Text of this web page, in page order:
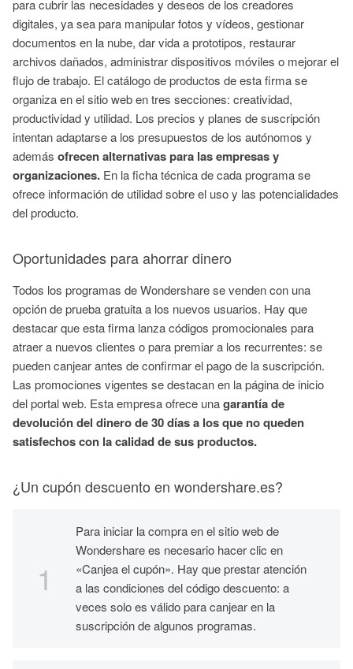
para cubrir las necesidades y deseos de los creadores
digitales, ya sea para manipular fotos y vídeos, gestionar
documentos en la nube, dar vida a prototipos, restaurar
archivos dañados, administrar dispositivos móviles o mejorar el
flujo de trabajo. El catálogo de productos de esta firma se
organiza en el sitio web en tres secciones: creatividad,
productividad y utilidad. Los precios y planes de suscripción
intentan adaptarse a los presupuestos de los autónomos y
además ofrecen alternativas para las empresas y
organizaciones. En la ficha técnica de cada programa se
ofrece información de utilidad sobre el uso y las potencialidades
del producto.
Oportunidades para ahorrar dinero
Todos los programas de Wondershare se venden con una
opción de prueba gratuita a los nuevos usuarios. Hay que
destacar que esta firma lanza códigos promocionales para
atraer a nuevos clientes o para premiar a los recurrentes: se
pueden canjear antes de confirmar el pago de la suscripción.
Las promociones vigentes se destacan en la página de inicio
del portal web. Esta empresa ofrece unagarantía de
devolución del dinero de 30 días a los que no queden
satisfechos con la calidad de sus productos.
¿Un cupón descuento en wondershare.es?
Para iniciar la compra en el sitio web de
Wondershare es necesario hacer clic en
«Canjea el cupón». Hay que prestar atención
a las condiciones del código descuento: a
veces solo es válido para canjear en la
suscripción de algunos programas.